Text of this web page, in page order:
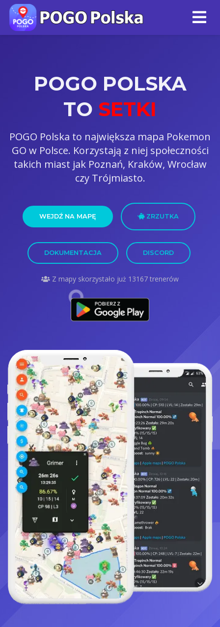
POGO POLSKA
TOQUESTY
POGO Polska to największa mapa Pokemon
GO w Polsce. Korzystają z niej społeczności
takich miast jak Poznań, Kraków, Wrocław
czy Trójmiasto.
WEJDŹ NA MAPĘ ZRZUTKA
DOKUMENTACJA DISCORD
Z mapy skorzystało już 13167 trenerów